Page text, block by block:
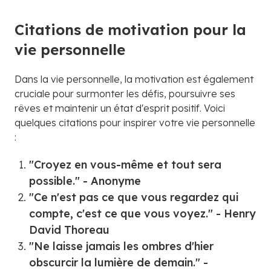
Citations de motivation pour la
vie personnelle
Dans la vie personnelle, la motivation est également
cruciale pour surmonter les défis, poursuivre ses
rêves et maintenir un état d'esprit positif. Voici
quelques citations pour inspirer votre vie personnelle
:
"Croyez en vous-même et tout sera
possible." - Anonyme
"Ce n'est pas ce que vous regardez qui
compte, c'est ce que vous voyez." - Henry
David Thoreau
"Ne laisse jamais les ombres d'hier
obscurcir la lumière de demain." -